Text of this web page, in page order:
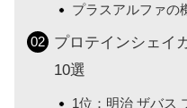
プラスアルファの
プロテインシェイ
10選
1位：明治 ザバス